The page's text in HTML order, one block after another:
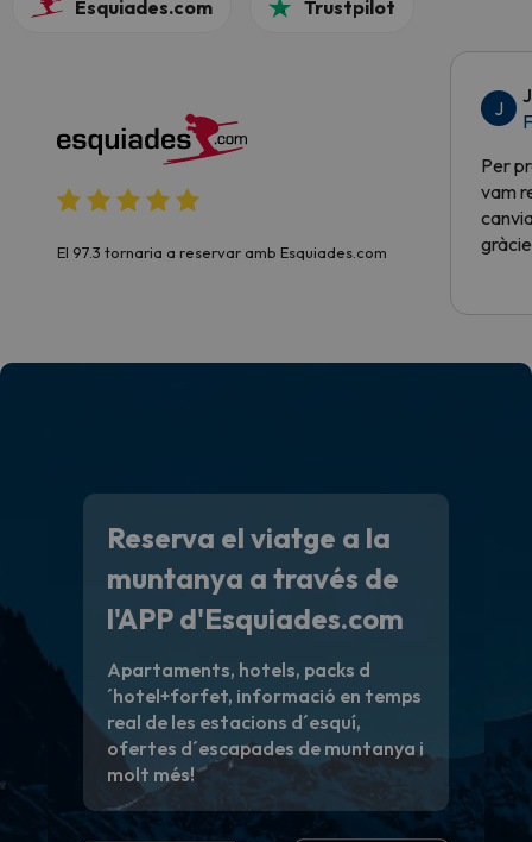
Esquiades.com Trustpilot
El 97.3 tornaria a reservar amb Esquiades.com
J
Per
vam
Reserva el viatge a la
muntanya a través de
l'APP d'Esquiades.com
Apartaments, hotels, packs d
´hotel+forfet, informació en temps
real de les estacions d´esquí,
ofertes d´escapades de muntanya i
molt més!